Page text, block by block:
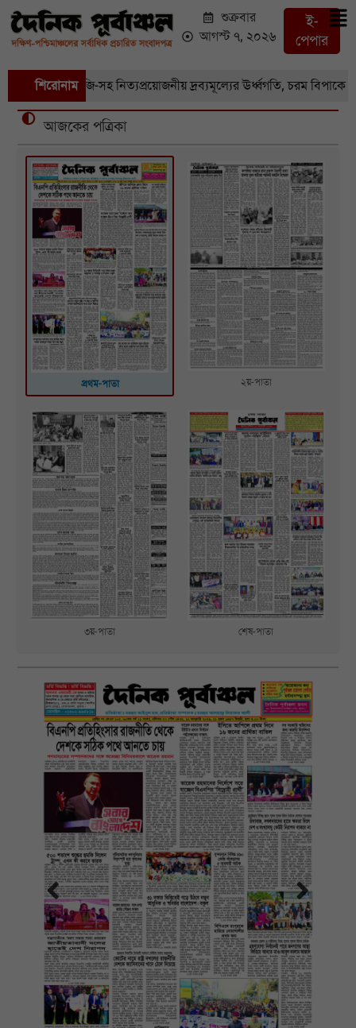
শুক্রবার
আগস্ট ৭, ২০২৬
ই-
পেপার
শিরোনাম
বাজারে সবজি-সহ নিত্যপ্রয়োজনীয় দ্রব্যমূল্যের ঊর্ধ্বগতি, চরম বিপাকে
আজকের পত্রিকা
প্রথম-পাতা ২য়-পাতা
৩য়-পাতা শেষ-পাতা